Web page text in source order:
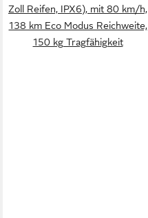
Zoll Reifen, IPX6), mit 80 km/h,
138 km Eco Modus Reichweite,
150 kg Tragfähigkeit